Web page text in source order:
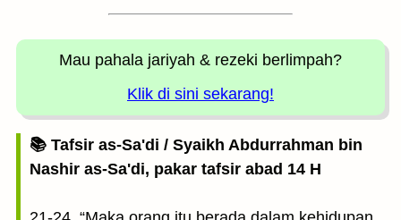
Mau pahala jariyah & rezeki berlimpah?
Klik di sini sekarang!
📚 Tafsir as-Sa'di / Syaikh Abdurrahman bin
Nashir as-Sa'di, pakar tafsir abad 14 H